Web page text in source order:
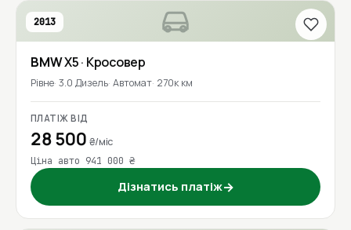
2013
BMWX5· Кросовер
Рівне 3.0 Дизель Автомат 270к км
ПЛАТІЖ ВІД
28 500 ₴/міс
Ціна авто 941 000 ₴
Дізнатись платіж→